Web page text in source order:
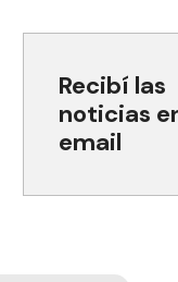
Recibí las
noticias
email